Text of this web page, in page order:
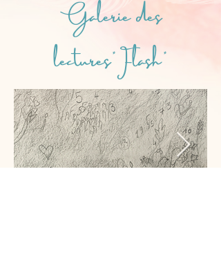
Galerie des
lectures"Flash"